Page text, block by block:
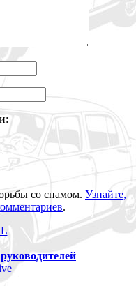
со спамом. Узнайте,
.